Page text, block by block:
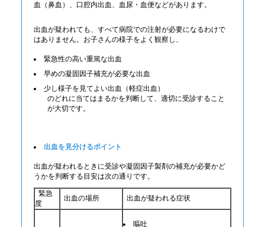
血（鼻血）、口腔内出血、血尿・血便などがあります。
出血が疑われても、すべて病院での注射が必要になるわけで
はありません。お子さんの様子をよく観察し、
緊急性の高い重篤な出血
早めの凝固因子補充が必要な出血
少し様子を見てよい出血（軽症出血）
のどれに当てはまるかを判断して、適切に受診すること
が大切です。
出血を見分けるポイント
出血が疑われるときに受診や凝固因子製剤の補充が必要かど
うかを判断する目安は次の通りです。
緊急
度
出血の場所 出血が疑われる症状
嘔吐